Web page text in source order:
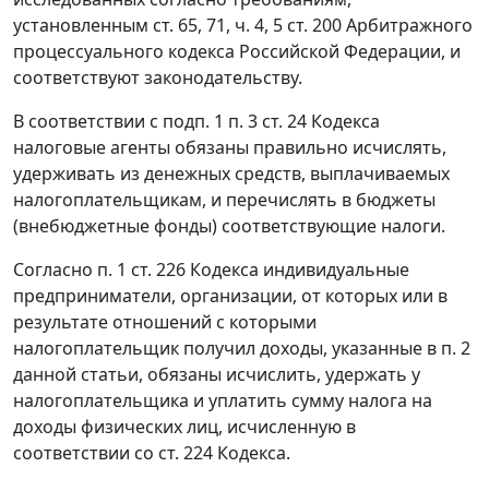
установленным ст. 65, 71, ч. 4, 5 ст. 200Арбитражного
процессуального кодекса Российской Федерации, и
соответствуют законодательству.
В соответствии с подп. 1 п. 3 ст. 24 Кодекса
налоговые агенты обязаны правильно исчислять,
удерживать из денежных средств, выплачиваемых
налогоплательщикам, и перечислять в бюджеты
(внебюджетные фонды) соответствующие налоги.
Согласно п. 1 ст. 226 Кодекса индивидуальные
предприниматели, организации, от которых или в
результате отношений с которыми
налогоплательщик получил доходы, указанные в п. 2
данной статьи, обязаны исчислить, удержать у
налогоплательщика и уплатить сумму налога на
доходы физических лиц, исчисленную в
соответствии со ст. 224 Кодекса.